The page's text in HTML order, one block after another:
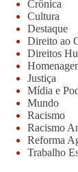
Crônica
Cultura
Destaque
Direito ao
Direitos
Justiça
Mídia e
Mundo
Racismo
Racismo
Reforma
Trabalho